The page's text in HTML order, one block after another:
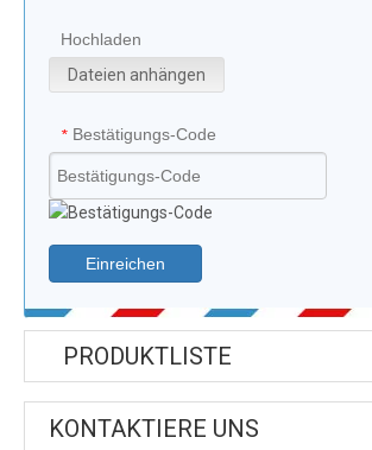
Hochladen
Dateien anhängen
* Bestätigungs-Code
Einreichen
PRODUKTLISTE
KONTAKTIERE UNS